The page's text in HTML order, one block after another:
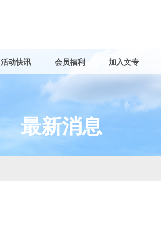
活动快讯 会员福利 加入文专
最新消息